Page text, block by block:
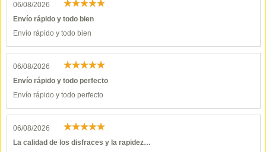
06/08/2026
Envío rápido y todo bien
Envío rápido y todo bien
06/08/2026
Envío rápido y todo perfecto
Envío rápido y todo perfecto
06/08/2026
La calidad de los disfraces y la rapidez…